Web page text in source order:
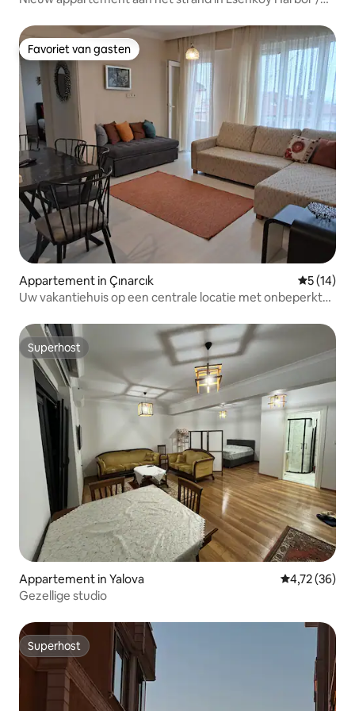
Favoriet van gasten
Favoriet van gasten
Appartement in Çınarcık
5 (14)
Uw vakantiehuis op een centrale locatie met onbeperkt
Superhost
Superhost
Appartement in Yalova Gemiddelde
4,72 (36)
Gezellige studio
Superhost
Superhost